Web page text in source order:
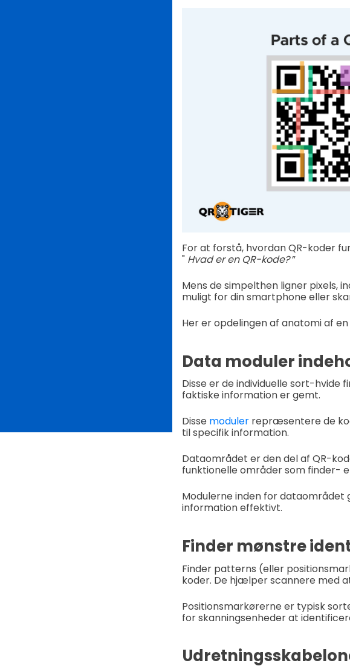
For at forstå, hvordan QR-koder
" Hvad er en QR-kode?”
Mens de simpelthen ligner pixels,
muligt for din smartphone eller
Her er opdelingen af anatomi af en
Data moduler
Disse er de individuelle sort-hvide
faktiske information er gemt.
Disse modulerrepræsentere de
til specifik information.
Dataområdet er den del af QR-
funktionelle områder som finder-
Modulerne inden for
information effektivt.
Finder mønstre
Finder patterns (eller
koder. De hjælper scannere med
Positionsmarkørerne er typisk
for skanningsenheder at